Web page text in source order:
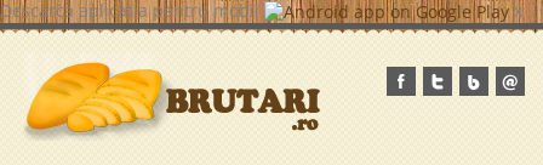
Descarca aplicatia pentru mobil x